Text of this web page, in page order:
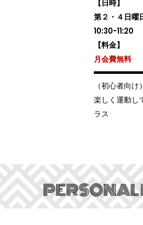
【日時】
第２・４日曜
10:30-11:20
【料金】
月会費無料
（初心者向け）
楽しく運動し
ラス
PERSONAL